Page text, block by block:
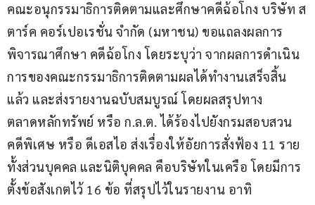
คณะอนุกรรมาธิการติดตามและศึกษาคดีฉ้อโกง บริษัท ส
ตาร์ค คอร์เปอเรชั่น จำกัด (มหาชน) ขอแถลงผลการ
พิจารณาศึกษา คดีฉ้อโกง โดยระบุว่า​ จากผลการดำเนิน
การของคณะกรรมาธิการติดตามผลได้ทำงานเสร็จสิ้น
แล้ว​ และส่งรายงานฉบับสมบูรณ์​ โดยผลสรุปทาง
ตลาดหลักทรัพย์​ หรือ​ ก.ล.ต.​ ได้ร้องไปยังกรมสอบสวน
คดีพิเศษ​ หรือ​ ดีเอสไอ​ ส่งเรื่องให้อัยการสั่งฟ้อง​ 11 ราย​
ทั้งส่วนบุคคล​ และนิติบุคคล​ คือบริษัทในเครือ โดยมีการ
ตั้งข้อสังเกตไว้​ 16 ข้อ ที่สรุปไว้ในรายงาน​ อาทิ